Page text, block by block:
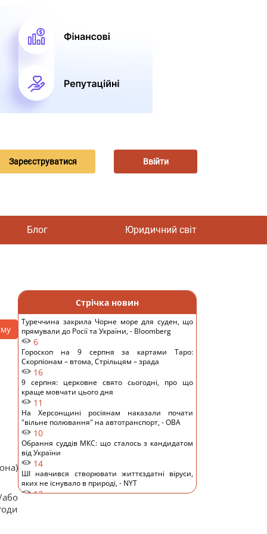
Зареєструватися Ввійти
Блог Юридичний світ
або
Стрічка новин
Туреччина закрила Чорне море для суден, що
прямували до Росії та України, - Bloomberg
6
Гороскоп на 9 серпня за картами Таро:
Скорпіонам – втома, Стрільцям – зрада
16
9 серпня: церковне свято сьогодні, про що
краще мовчати цього дня
11
На Херсонщині росіянам наказали почати
"вільне полювання" на автотранспорт, - ОВА
10
Обрання суддів МКС: що сталось з кандидатом
від України
14
ШІ навчився створювати життєздатні віруси,
яких не існувало в природі, - NYT
12